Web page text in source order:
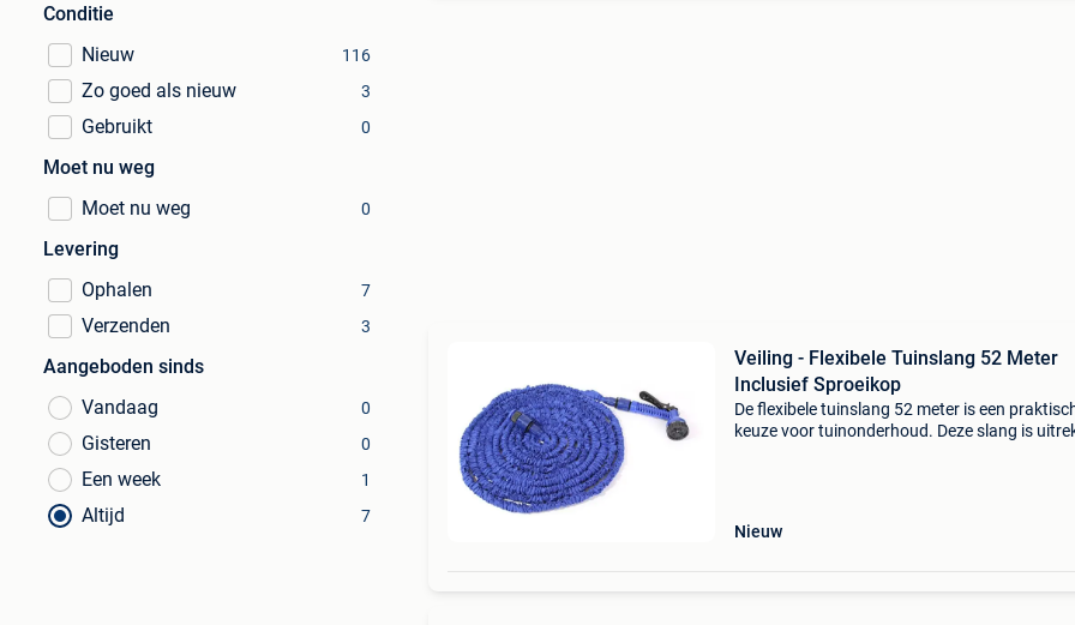
Conditie
Nieuw
116
Zo goed als nieuw 3
Gebruikt 0
Moet nu weg
Moet nu weg
0
Levering
Ophalen
7
Verzenden 3
Aangeboden sinds
Vandaag
0
Gisteren 0
Een week 1
Altijd 7
Veiling - Flexibele Tuinslang 52 Meter
Inclusief Sproeikop
De flexibele tuinslang 52 meter is een
keuze voor tuinonderhoud. Deze slang is
Nieuw